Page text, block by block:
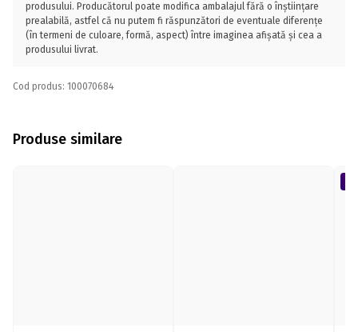
produsului. Producătorul poate modifica ambalajul fără o înștiințare
prealabilă, astfel că nu putem fi răspunzători de eventuale diferențe
(în termeni de culoare, formă, aspect) între imaginea afișată și cea a
produsului livrat.
Cod produs: 100070684
Produse similare